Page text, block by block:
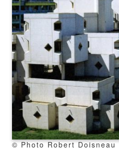
copyright
© Photo Robert Doisneau